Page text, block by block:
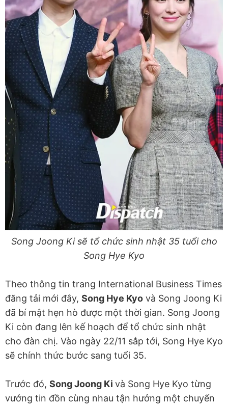
Song Joong Ki sẽ tổ chức sinh nhật 35 tuổi cho
Song Hye Kyo
Theo thông tin trang International Business Times
đăng tải mới đây, Song Hye Kyo và Song Joong Ki
đã bí mật hẹn hò được một thời gian. Song Joong
Ki còn đang lên kế hoạch để tổ chức sinh nhật
cho đàn chị. Vào ngày 22/11 sắp tới, Song Hye Kyo
sẽ chính thức bước sang tuổi 35.
Trước đó, Song Joong Ki và Song Hye Kyo từng
vướng tin đồn cùng nhau tận hưởng một chuyến